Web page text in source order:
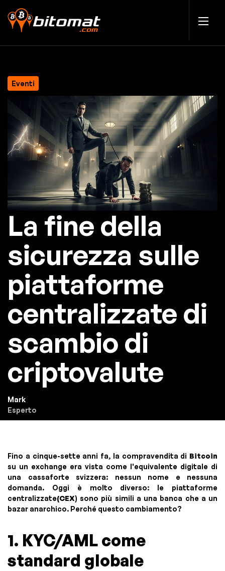
Eventi
La fine della
sicurezza sulle
piattaforme
centralizzate di
scambio di
criptovalute
Mark
Esperto
Fino a cinque-sette anni fa, la compravendita di Bitcoin
su un exchange era vista come l'equivalente digitale di
una cassaforte svizzera: nessun nome e nessuna
domanda. Oggi è molto diverso: le piattaforme
centralizzate(CEX) sono più simili a una banca che a un
bazar anarchico. Perché questo cambiamento?
1. KYC/AML come
standard globale